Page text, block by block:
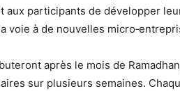
aux participants de développer
voie à de nouvelles
après le mois de
sur plusieurs semaines.